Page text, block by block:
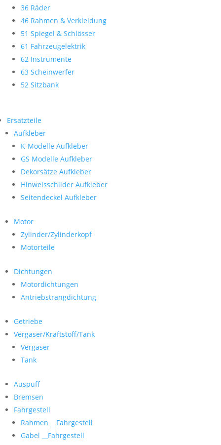
36 Räder
46 Rahmen & Verkleidung
51 Spiegel & Schlösser
61 Fahrzeugelektrik
62 Instrumente
63 Scheinwerfer
52 Sitzbank
Ersatzteile
Aufkleber
K-Modelle Aufkleber
GS Modelle Aufkleber
Dekorsätze Aufkleber
Hinweisschilder Aufkleber
Seitendeckel Aufkleber
Motor
Zylinder/Zylinderkopf
Motorteile
Dichtungen
Motordichtungen
Antriebstrangdichtung
Getriebe
Vergaser/Kraftstoff/Tank
Vergaser
Tank
Auspuff
Bremsen
Fahrgestell
Rahmen __Fahrgestell
Gabel __Fahrgestell